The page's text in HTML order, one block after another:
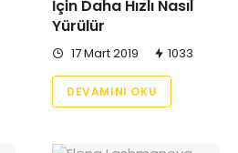
İçin Daha Hızlı Nasıl
Yürülür
17 Mart 2019 1033
DEVAMINI OKU